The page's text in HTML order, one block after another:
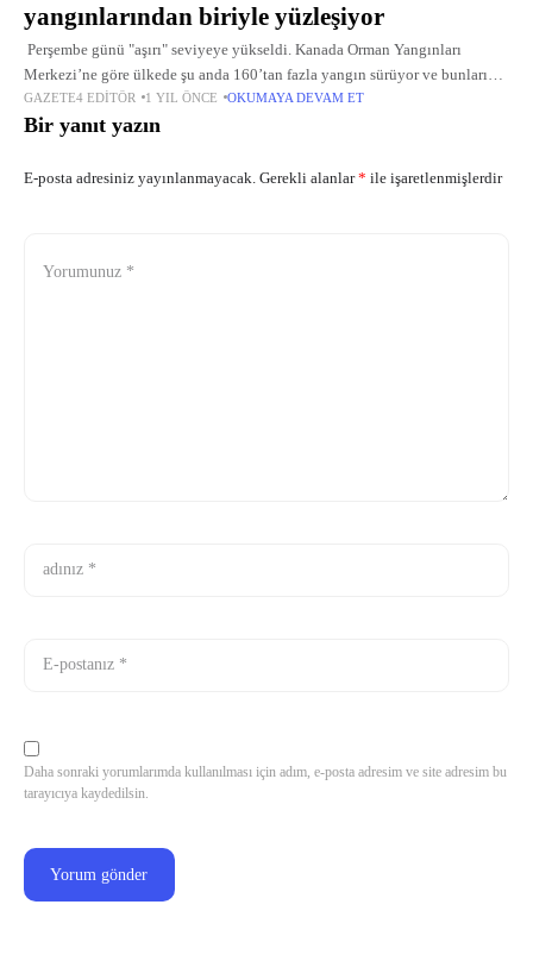
yangınlarından biriyle yüzleşiyor
Perşembe günü "aşırı" seviyeye yükseldi. Kanada Orman Yangınları
Merkezi’ne göre ülkede şu anda 160’tan fazla yangın sürüyor ve bunların
yaklaşık yarısı tamamen kontrol dışı. Ulusal Acil Hazırlık Seviyesi
GAZETE4 EDITÖR 1 YIL ÖNCE OKUMAYA DEVAM ET
Bir yanıt yazın
E-posta adresiniz yayınlanmayacak. Gerekli alanlar* ile işaretlenmişlerdir
Daha sonraki yorumlarımda kullanılması için adım, e-posta adresim ve site adresim bu
tarayıcıya kaydedilsin.